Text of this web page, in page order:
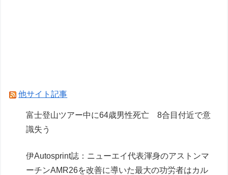
Powered by livedoor 相互RSS
他サイト記事
富士登山ツアー中に64歳男性死亡 8合目付近で意
識失う
伊Autosprint誌：ニューエイ代表渾身のアストンマ
ーチンAMR26を改善に導いた最大の功労者はカル